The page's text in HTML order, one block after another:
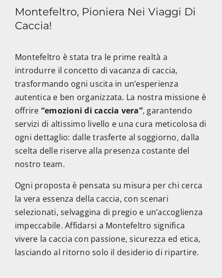
Montefeltro, Pioniera Nei Viaggi Di
Caccia!
Montefeltro è stata tra le prime realtà a
introdurre il concetto di vacanza di caccia,
trasformando ogni uscita in un’esperienza
autentica e ben organizzata. La nostra missione è
offrire “emozioni di caccia vera”, garantendo
servizi di altissimo livello e una cura meticolosa di
ogni dettaglio: dalle trasferte al soggiorno, dalla
scelta delle riserve alla presenza costante del
nostro team.
Ogni proposta è pensata su misura per chi cerca
la vera essenza della caccia, con scenari
selezionati, selvaggina di pregio e un’accoglienza
impeccabile. Affidarsi a Montefeltro significa
vivere la caccia con passione, sicurezza ed etica,
lasciando al ritorno solo il desiderio di ripartire.